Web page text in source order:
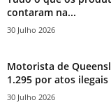
contaram na...
30 Julho 2026
Motorista de
1.295 por atos ilegais
30 Julho 2026